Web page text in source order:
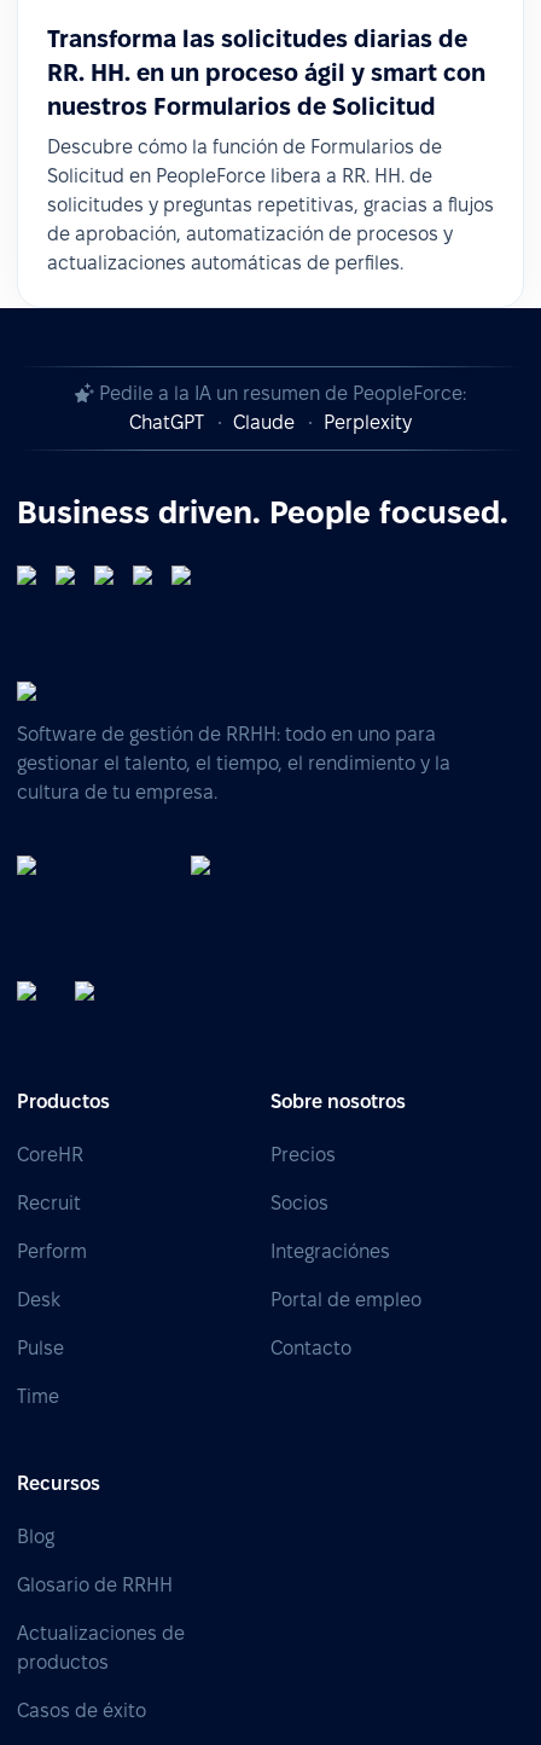
Transforma las solicitudes diarias de
RR. HH. en un proceso ágil y smart con
nuestros Formularios de Solicitud
Descubre cómo la función de Formularios de
Solicitud en PeopleForce libera a RR. HH. de
solicitudes y preguntas repetitivas, gracias a flujos
de aprobación, automatización de procesos y
actualizaciones automáticas de perfiles.
Pedile a la IA un resumen de PeopleForce:
ChatGPT
Claude Perplexity
Business driven. People focused.
Software de gestión de RRHH: todo en uno para
gestionar el talento, el tiempo, el rendimiento y la
cultura de tu empresa.
Productos
CoreHR
Recruit
Perform
Desk
Pulse
Time
Sobre nosotros
Precios
Socios
Integraciónes
Portal de empleo
Contacto
Recursos
Blog
Glosario de RRHH
Actualizaciones de
productos
Casos de éxito